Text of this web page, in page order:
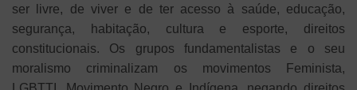
ser livre, de viver e de ter acesso à saúde, educação,
segurança, habitação, cultura e esporte, direitos
constitucionais. Os grupos fundamentalistas e o seu
moralismo criminalizam os movimentos Feminista,